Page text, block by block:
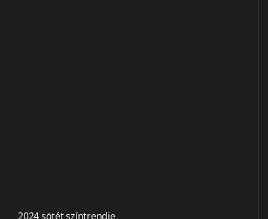
2024 sötét színtrendje